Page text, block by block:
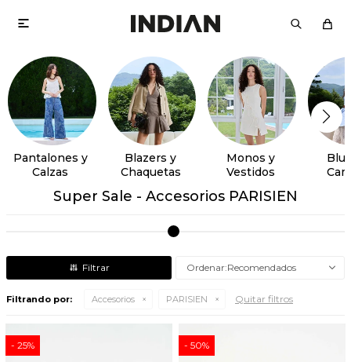

Pantalones y
Calzas
Blazers y
Chaquetas
Monos y
Vestidos
Super Sale - Accesorios PARISIEN
Recomendados
Filtrando por: Accesorios PARISIEN Quitar filtros
25 50